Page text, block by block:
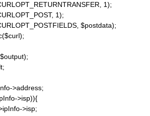
CURLOPT_RETURNTRANSFER, 1);
CURLOPT_POST, 1);
CURLOPT_POSTFIELDS, $postdata);
>address;
>isp)){
>isp;